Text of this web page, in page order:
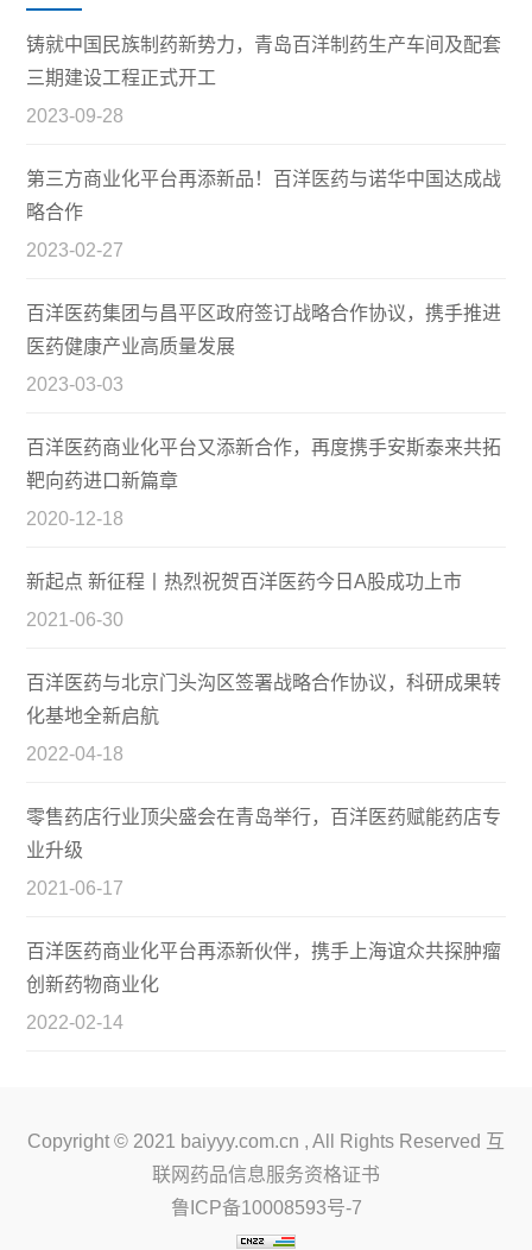
铸就中国民族制药新势力，青岛百洋制药生产车间及配套
三期建设工程正式开工
2023-09-28
第三方商业化平台再添新品！百洋医药与诺华中国达成战
略合作
2023-02-27
百洋医药集团与昌平区政府签订战略合作协议，携手推进
医药健康产业高质量发展
2023-03-03
百洋医药商业化平台又添新合作，再度携手安斯泰来共拓
靶向药进口新篇章
2020-12-18
新起点 新征程丨热烈祝贺百洋医药今日A股成功上市
2021-06-30
百洋医药与北京门头沟区签署战略合作协议，科研成果转
化基地全新启航
2022-04-18
零售药店行业顶尖盛会在青岛举行，百洋医药赋能药店专
业升级
2021-06-17
百洋医药商业化平台再添新伙伴，携手上海谊众共探肿瘤
创新药物商业化
2022-02-14
Copyright © 2021 baiyyy.com.cn , All Rights Reserved 互
联网药品信息服务资格证书
鲁ICP备10008593号-7